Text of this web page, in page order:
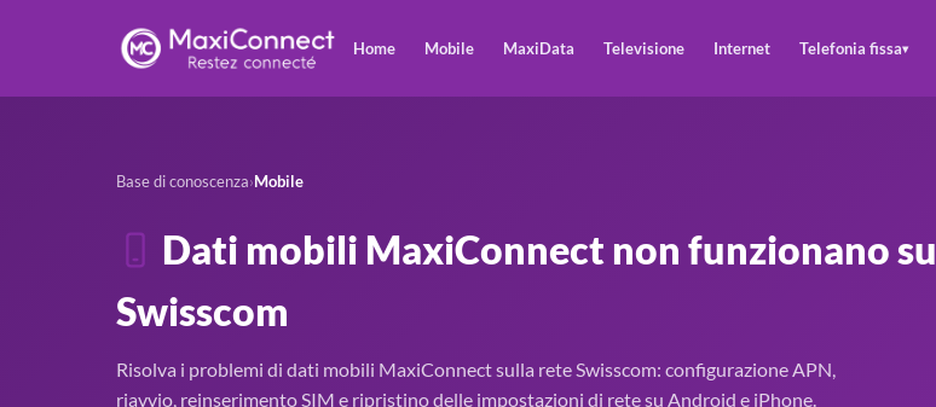
Home Mobile MaxiData Televisione Internet Telefonia fissa▾
Base di conoscenza›Mobile
Dati mobili MaxiConnect non funzionano su
Swisscom
Risolva i problemi di dati mobili MaxiConnect sulla rete Swisscom: configurazione APN,
riavvio, reinserimento SIM e ripristino delle impostazioni di rete su Android e iPhone.